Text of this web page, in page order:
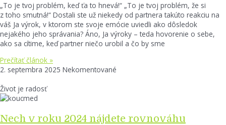
„To je tvoj problém, keď ťa to hnevá!“ „To je tvoj problém, že si
z toho smutná!“ Dostali ste už niekedy od partnera takúto reakciu na
váš Ja výrok, v ktorom ste svoje emócie uviedli ako dôsledok
nejakého jeho správania? Áno, Ja výroky – teda hovorenie o sebe,
ako sa cítime, keď partner niečo urobil a čo by sme
Prečítať článok »
2. septembra 2025 Nekomentované
Život je radosť
Nech v roku 2024 nájdete rovnováhu